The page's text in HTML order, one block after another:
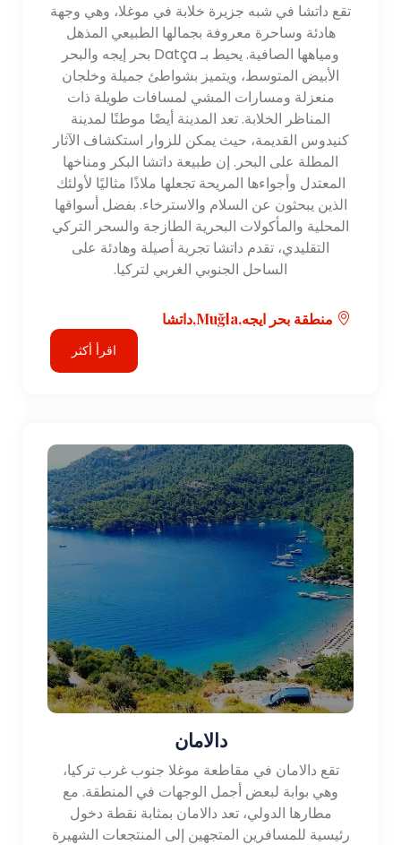
تقع داتشا في شبه جزيرة خلابة في موغلا، وهي وجهة
هادئة وساحرة معروفة بجمالها الطبيعي المذهل
ومياهها الصافية. يحيط بـ Datça بحر إيجه والبحر
الأبيض المتوسط، ويتميز بشواطئ جميلة وخلجان
منعزلة ومسارات المشي لمسافات طويلة ذات
المناظر الخلابة. تعد المدينة أيضًا موطنًا لمدينة
كنيدوس القديمة، حيث يمكن للزوار استكشاف الآثار
المطلة على البحر. إن طبيعة داتشا البكر ومناخها
المعتدل وأجواءها المريحة تجعلها ملاذًا مثاليًا لأولئك
الذين يبحثون عن السلام والاسترخاء. بفضل أسواقها
المحلية والمأكولات البحرية الطازجة والسحر التركي
التقليدي، تقدم داتشا تجربة أصيلة وهادئة على
الساحل الجنوبي الغربي لتركيا.
منطقة بحر ايجه,Muğla,داتشا
اقرأ أكثر
دالامان
تقع دالامان في مقاطعة موغلا جنوب غرب تركيا،
وهي بوابة لبعض أجمل الوجهات في المنطقة. مع
مطارها الدولي، تعد دالامان بمثابة نقطة دخول
رئيسية للمسافرين المتجهين إلى المنتجعات الشهيرة